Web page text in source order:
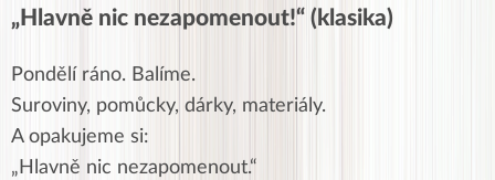
„Hlavně nic nezapomenout!“ (klasika)
Pondělí ráno. Balíme.
Suroviny, pomůcky, dárky, materiály.
A opakujeme si:
„Hlavně nic nezapomenout.“